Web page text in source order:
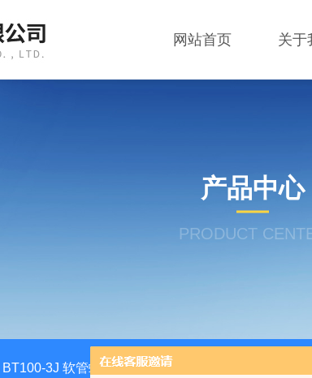
网站首页 关于
产品中心
PRODUCT
3J 软管蠕动泵 LDS-1G上海青浦绿洲粮食